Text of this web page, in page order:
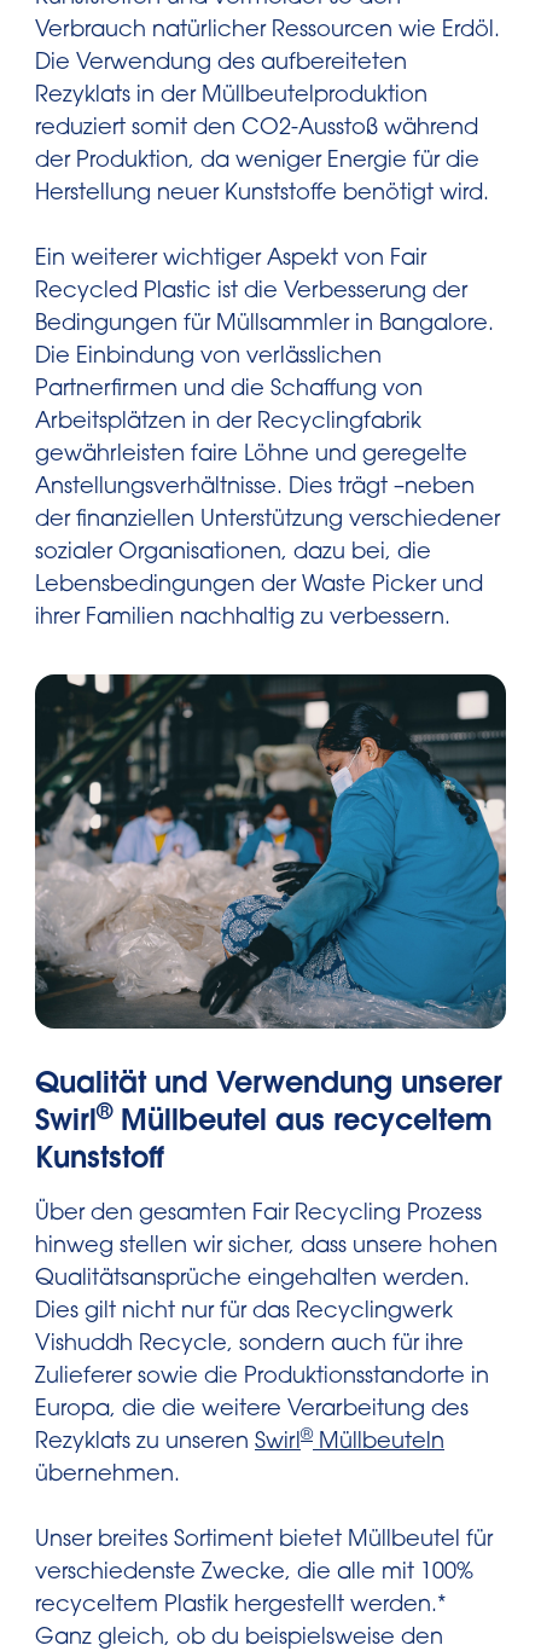
Verbrauch natürlicher Ressourcen wie Erdöl.
Die Verwendung des aufbereiteten
Rezyklats in der Müllbeutelproduktion
reduziert somit den CO2-Ausstoß während
der Produktion, da weniger Energie für die
Herstellung neuer Kunststoffe benötigt wird.
Ein weiterer wichtiger Aspekt von Fair
Recycled Plastic ist die Verbesserung der
Bedingungen für Müllsammler in Bangalore.
Die Einbindung von verlässlichen
Partnerfirmen und die Schaffung von
Arbeitsplätzen in der Recyclingfabrik
gewährleisten faire Löhne und geregelte
Anstellungsverhältnisse. Dies trägt –neben
der finanziellen Unterstützung verschiedener
sozialer Organisationen, dazu bei, die
Lebensbedingungen der Waste Picker und
ihrer Familien nachhaltig zu verbessern.
Qualität und Verwendung unserer
Swirl ®Müllbeutel aus recyceltem
Kunststoff
Über den gesamten Fair Recycling Prozess
hinweg stellen wir sicher, dass unsere hohen
Qualitätsansprüche eingehalten werden.
Dies gilt nicht nur für das Recyclingwerk
Vishuddh Recycle, sondern auch für ihre
Zulieferer sowie die Produktionsstandorte in
Europa, die die weitere Verarbeitung des
Rezyklats zu unseren Swirl® Müllbeuteln
übernehmen.
Unser breites Sortiment bietet Müllbeutel für
verschiedenste Zwecke, die alle mit 100%
recyceltem Plastik hergestellt werden.*
Ganz gleich, ob du beispielsweise den